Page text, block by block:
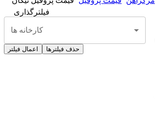
فیلترگذاری
کارخانه ها
اعمال فیلتر حذف فیلترها